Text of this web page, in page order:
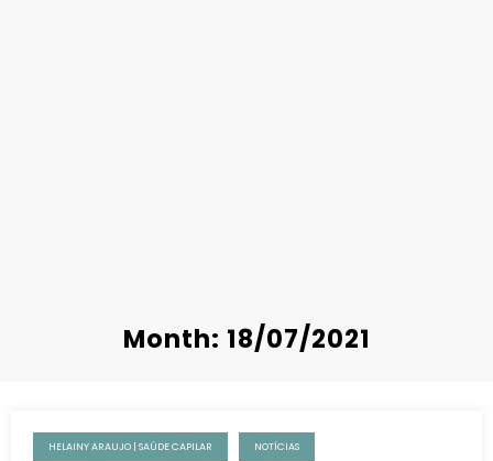
Month: 18/07/2021
HELAINY ARAUJO | SAÚDE CAPILAR NOTÍCIAS